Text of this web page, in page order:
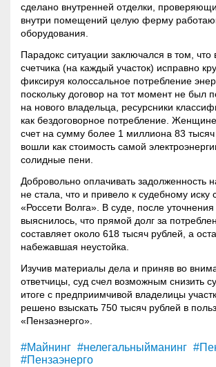
сделано внутренней отделки,
внутри помещений целую ферму
оборудования.
Парадокс ситуации заключался в том, что
счетчика (на каждый участок) исправно
фиксируя колоссальное потребление
поскольку договор на тот момент не был
на нового владельца, ресурсники
как бездоговорное потребление.
счет на сумму более 1 миллиона 83 тысяч
вошли как стоимость самой
солидные пени.
Добровольно оплачивать задолженность
не стала, что и привело к судебному
«Россети Волга». В суде, после уточнения
выяснилось, что прямой долг за
составляет около 618 тысяч рублей, а
набежавшая неустойка.
Изучив материалы дела и приняв во
ответчицы, суд счел возможным снизить
итоге с предприимчивой владелицы
решено взыскать 750 тысяч рублей в
«Пензаэнерго».
#Майнинг #нелегальныйманинг
#Пензаэнерго